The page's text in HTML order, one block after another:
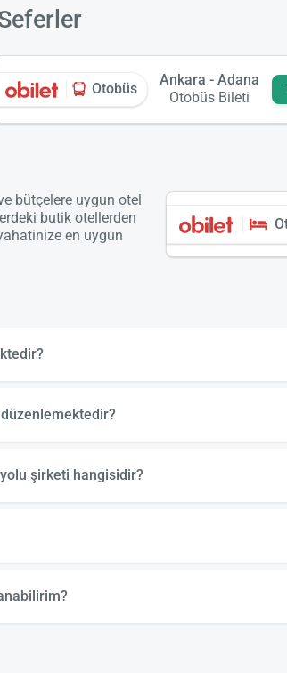
Otobüs
Ankara - Adana
Otobüs Bileti
bütçelere uygun otel
butik otellerden
en uygun
şirketi hangisidir?